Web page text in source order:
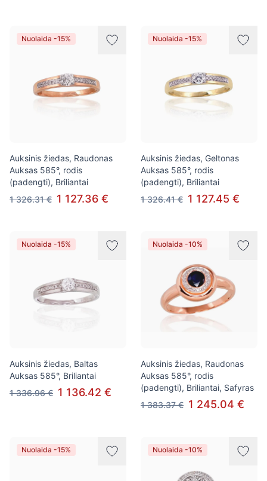
Nuolaida -15%
Auksinis žiedas, Raudonas
Auksas 585°, rodis
(padengti), Briliantai
1 326.31 € 1 127.36 €
Nuolaida -15%
Auksinis žiedas, Geltonas
Auksas 585°, rodis
(padengti), Briliantai
1 326.41 € 1 127.45 €
Nuolaida -15%
Auksinis žiedas, Baltas
Auksas 585°, Briliantai
1 336.96 € 1 136.42 €
Nuolaida -10%
Auksinis žiedas, Raudonas
Auksas 585°, rodis
(padengti), Briliantai, Safyras
1 383.37 € 1 245.04 €
Nuolaida -15% Nuolaida -10%